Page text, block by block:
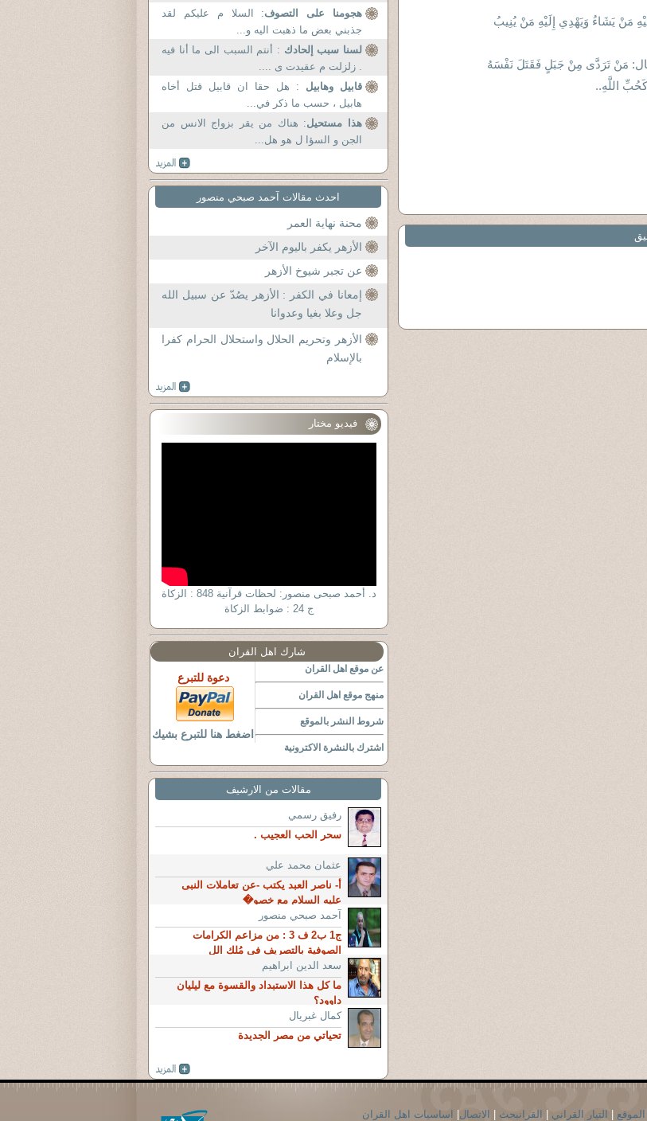
مَنْ يَشَاءُ وَيَهْدِي إِلَيْهِ مَنْ يُنِيبُ
مَنْ تَرَدَّى مِنْ جَبَلٍ فَقَتَلَ نَفْسَهُ
اللَّهِ..
هجومنا على التصوف: السلا م عليكم لقد
جذبني بعض ما ذهبت اليه و...
لسنا سبب إلحادك : أنتم السبب الى ما أنا فيه
. زلزلت م عقيدت ى ....
قابيل وهابيل : هل حقا ان قابيل قتل أخاه
هابيل ، حسب ما ذكر في...
هذا مستحيل: هناك من يقر بزواج الانس من
الجن و السؤا ل هو هل...
احدث مقالات آحمد صبحي منصور
محنة نهاية العمر
الأزهر يكفر باليوم الآخر
عن تجبر شيوخ الأزهر
إمعانا في الكفر : الأزهر يصُدّ عن سبيل الله
جل وعلا بغيا وعدوانا
الأزهر وتحريم الحلال واستحلال الحرام كفرا
بالإسلام
فيديو مختار
د. أحمد صبحى منصور: لحظات قرآنية 848 : الزكاة
ج 24 : ضوابط الزكاة
شارك اهل القران
عن موقع اهل القران
منهج موقع اهل القران
شروط النشر بالموقع
اشترك بالنشرة الاكترونية
دعوة للتبرع
اضغط هنا للتبرع بشيك
مقالات من الارشيف
رفيق رسمي
سحر الحب العجيب .
عثمان محمد علي
أ- ناصر العبد يكتب -عن تعاملات النبى
عليه السلام مع خصو�
آحمد صبحي منصور
ج1 ب2 ف 3 : من مزاعم الكرامات
الصوفية بالتصريف فى مُلك الل
سعد الدين ابراهيم
ما كل هذا الاستبداد والقسوة مع ليليان
داوود؟
كمال غبريال
تحياتي من مصر الجديدة
التيار القراني القرانبحث الاتصال اساسيات اهل القران